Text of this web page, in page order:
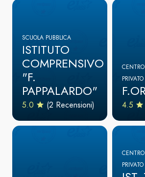
SCUOLA PUBBLICA
ISTITUTO
COMPRENSIVO
"F.
PAPPALARDO"
5.0 (2 Recensioni)
PRIVATO
4.5
PRIVATO